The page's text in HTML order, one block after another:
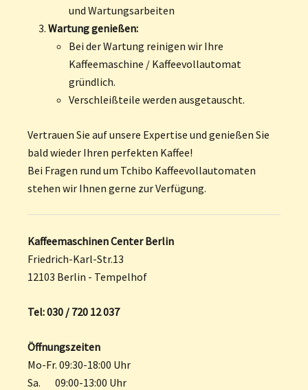
und Wartungsarbeiten
Wartung genießen:
Bei der Wartung reinigen wir Ihre
Kaffeemaschine / Kaffeevollautomat
gründlich.
Verschleißteile werden ausgetauscht.
Vertrauen Sie auf unsere Expertise und genießen Sie
bald wieder Ihren perfekten Kaffee!
Bei Fragen rund um Tchibo Kaffeevollautomaten
stehen wir Ihnen gerne zur Verfügung.
Kaffeemaschinen Center Berlin
Friedrich-Karl-Str.13
12103 Berlin - Tempelhof
Tel: 030 / 720 12 037
Öffnungszeiten
Mo-Fr. 09:30-18:00 Uhr
Sa. 09:00-13:00 Uhr